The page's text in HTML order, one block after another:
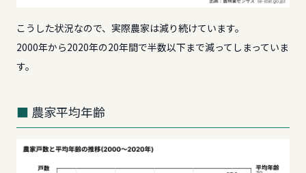
こうした状況なので、実際農家は減り続けています。
2000年から2020年の20年間で半数以下まで減ってしまっていま
す。
農家平均年齢